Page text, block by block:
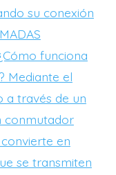
su conexión
funciona
Mediante el
a través de un
conmutador
en
se transmiten